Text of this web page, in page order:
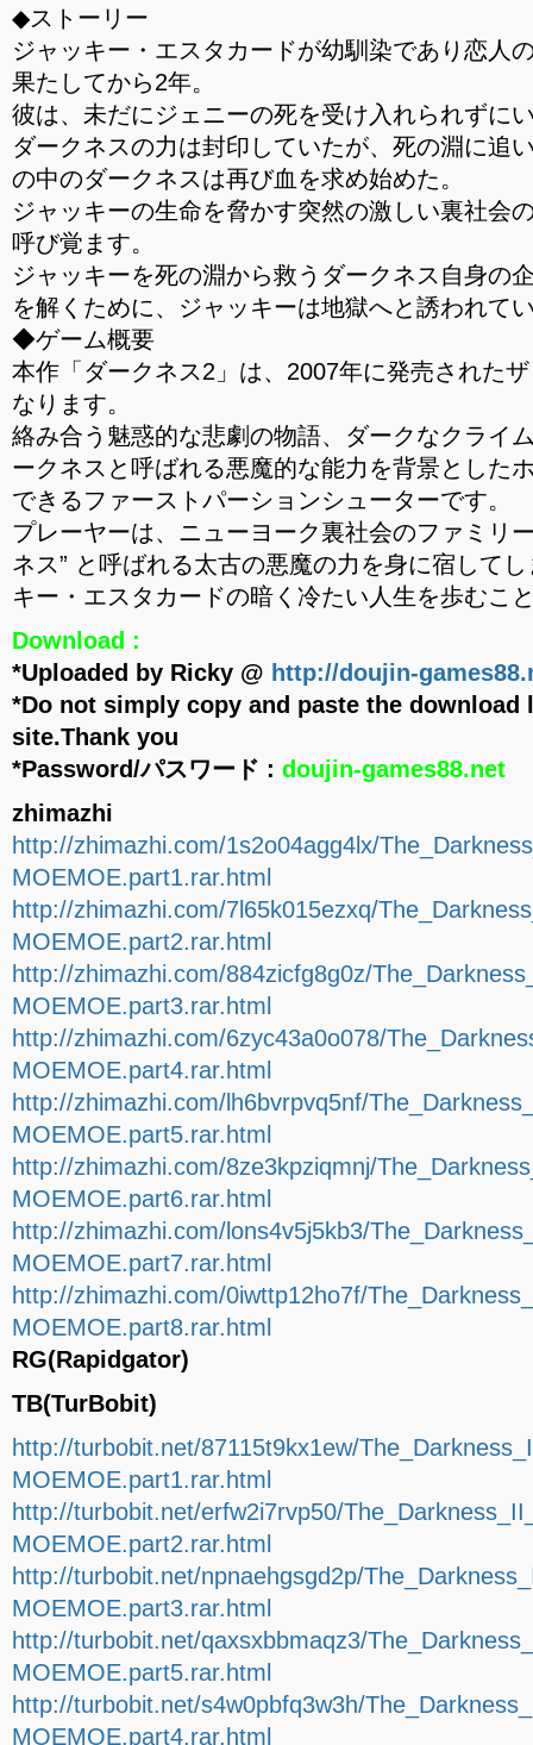
◆ストーリー
ジャッキー・エスタカードが幼馴染であり恋人
果たしてから2年。
彼は、未だにジェニーの死を受け入れられずに
ダークネスの力は封印していたが、死の淵に追
の中のダークネスは再び血を求め始めた。
ジャッキーの生命を脅かす突然の激しい裏社会
呼び覚ます。
ジャッキーを死の淵から救うダークネス自身の
を解くために、ジャッキーは地獄へと誘われて
◆ゲーム概要
本作「ダークネス2」は、2007年に発売された
なります。
絡み合う魅惑的な悲劇の物語、ダークなクライ
ークネスと呼ばれる悪魔的な能力を背景とした
できるファーストパーションシューターです。
プレーヤーは、ニューヨーク裏社会のファミリ
ネス” と呼ばれる太古の悪魔の力を身に宿して
キー・エスタカードの暗く冷たい人生を歩むこ
Download :
*Uploaded by Ricky @ http://doujin-
*Do not simply copy and paste the download
site.Thank you
*Password/パスワード : doujin-games88.net
zhimazhi
http://zhimazhi.com/1s2o04agg4lx/
MOEMOE.part1.rar.html
http://zhimazhi.com/7l65k015ezxq/
MOEMOE.part2.rar.html
http://zhimazhi.com/884zicfg8g0z/
MOEMOE.part3.rar.html
http://zhimazhi.com/6zyc43a0o078/
MOEMOE.part4.rar.html
http://zhimazhi.com/lh6bvrpvq5nf/
MOEMOE.part5.rar.html
http://zhimazhi.com/8ze3kpziqmnj/
MOEMOE.part6.rar.html
http://zhimazhi.com/lons4v5j5kb3/
MOEMOE.part7.rar.html
http://zhimazhi.com/0iwttp12ho7f/
MOEMOE.part8.rar.html
RG(Rapidgator)
TB(TurBobit)
http://turbobit.net/87115t9kx1ew/
MOEMOE.part1.rar.html
http://turbobit.net/erfw2i7rvp50/
MOEMOE.part2.rar.html
http://turbobit.net/npnaehgsgd2p/
MOEMOE.part3.rar.html
http://turbobit.net/qaxsxbbmaqz3/
MOEMOE.part5.rar.html
http://turbobit.net/s4w0pbfq3w3h/
MOEMOE.part4.rar.html